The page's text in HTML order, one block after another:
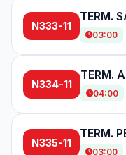
N333-11
03:00
N334-11
04:00
N335-11
03:00